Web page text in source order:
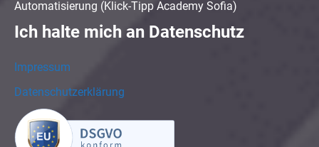
Automatisierung (Klick-Tipp Academy Sofia)
Ich halte mich an Datenschutz
Impressum
Datenschutzerklärung